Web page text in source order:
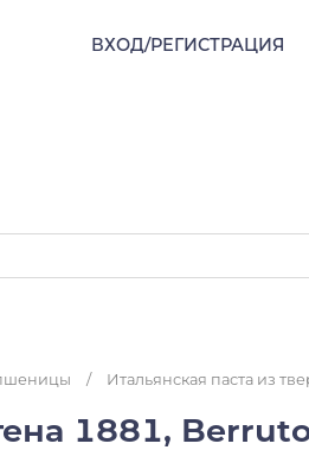
ВХОД/РЕГИСТРАЦИЯ
пшеницы / Итальянская паста из
1881,